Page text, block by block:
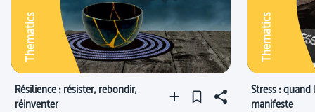
Thematics
Résilience : résister, rebondir,
réinventer
Thematics
Stress : quand
manifeste